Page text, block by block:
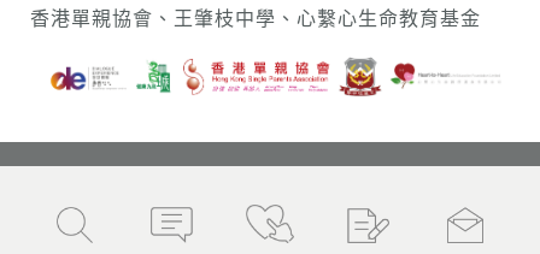
香港單親協會、王肇枝中學、心繫心生命教育基金